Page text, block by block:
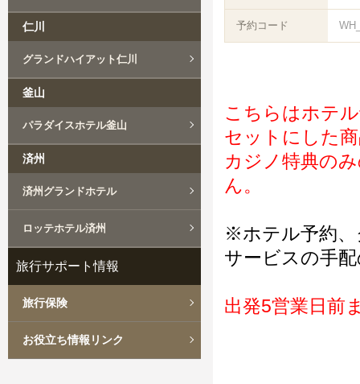
予約コード
こちらはホテ
セットにした
カジノ特典の
ん。
※ホテル予約、
サービスの手
出発5営業日前
仁川
グランドハイアット仁川
釜山
パラダイスホテル釜山
済州
済州グランドホテル
ロッテホテル済州
旅行サポート情報
旅行保険
お役立ち情報リンク